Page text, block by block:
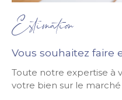
Estimation
Vous souhaitez faire
Toute notre expertise à
votre bien sur le marché